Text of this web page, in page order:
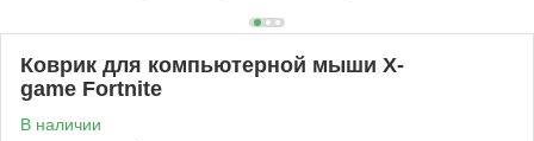
Коврик для компьютерной мыши X-
game Fortnite
В наличии